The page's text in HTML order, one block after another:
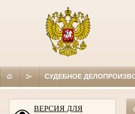
СУДЕБНОЕ
ВЕРСИЯ ДЛЯ